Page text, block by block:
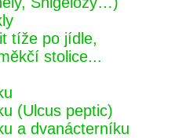
tíže po jídle,
stolice...
(Ulcus peptic)
a dvanácterníku